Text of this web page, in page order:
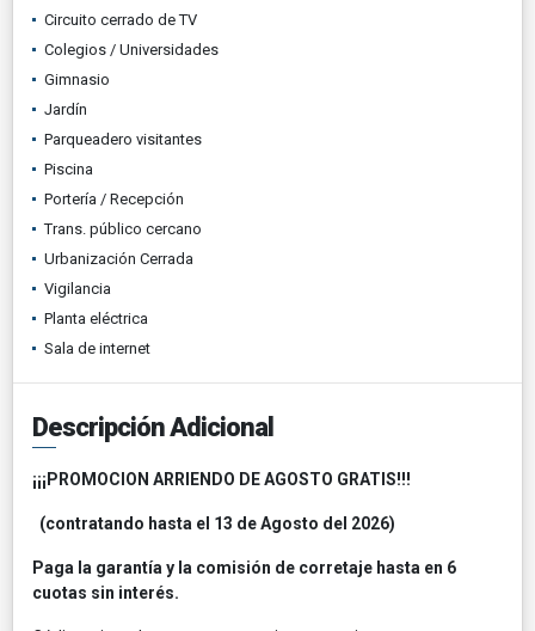
Circuito cerrado de TV
Colegios / Universidades
Gimnasio
Jardín
Parqueadero visitantes
Piscina
Portería / Recepción
Trans. público cercano
Urbanización Cerrada
Vigilancia
Planta eléctrica
Sala de internet
Descripción Adicional
¡¡¡PROMOCION ARRIENDO DE AGOSTO GRATIS!!!
(contratando hasta el 13 de Agosto del 2026)
Paga la garantía y la comisión de corretaje hasta en 6
cuotas sin interés.